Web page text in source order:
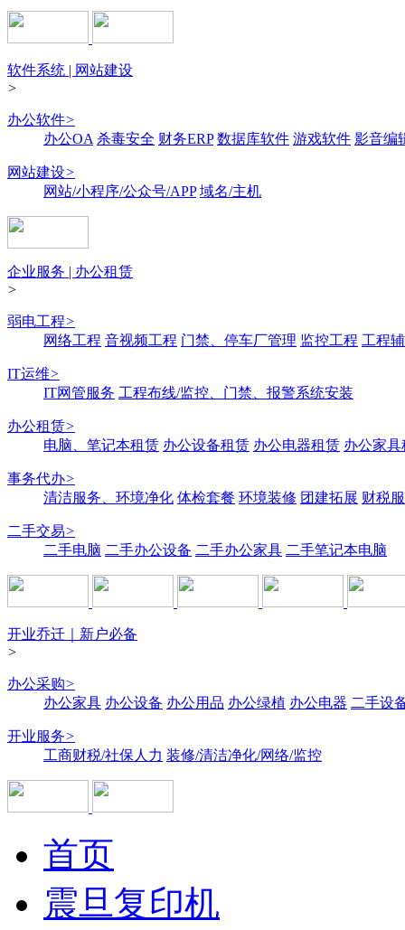
软件系统 | 网站建设
>
办公软件>
办公OA 杀毒安全 财务ERP 数据库软件 游戏软件 影音编
网站建设>
网站/小程序/公众号/APP 域名/主机
企业服务 | 办公租赁
>
弱电工程>
网络工程 音视频工程 门禁、停车厂管理 监控工程 工程
IT运维>
IT网管服务 工程布线/监控、门禁、报警系统安装
办公租赁>
电脑、笔记本租赁 办公设备租赁 办公电器租赁 办公家具
事务代办>
清洁服务、环境净化 体检套餐 环境装修 团建拓展 财税
二手交易>
二手电脑 二手办公设备 二手办公家具 二手笔记本电脑
开业乔迁｜新户必备
>
办公采购>
办公家具 办公设备 办公用品 办公绿植 办公电器 二手设
开业服务>
工商财税/社保人力 装修/清洁净化/网络/监控
首页
震旦复印机